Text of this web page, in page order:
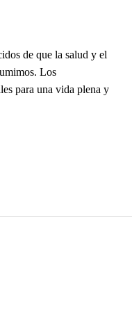
de que la salud y el
Los
para una vida plena y